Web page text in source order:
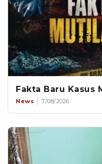
Fakta Baru Kasus
News 7/08/2026